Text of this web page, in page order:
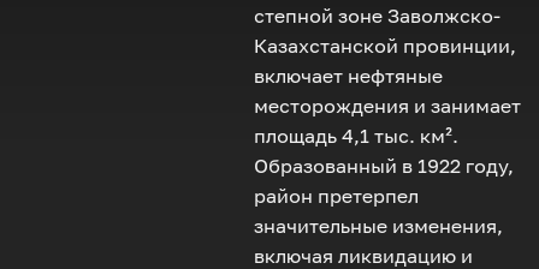
степной зоне Заволжско-
Казахстанской провинции,
включает нефтяные
месторождения и занимает
площадь 4,1 тыс. км².
Образованный в 1922 году,
район претерпел
значительные изменения,
включая ликвидацию и